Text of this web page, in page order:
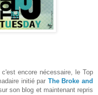
encore nécessaire, le Top
initié par The Broke and
son blog et maintenant repris